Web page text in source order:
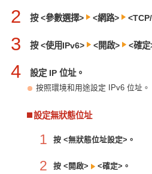
2 按 <參數選擇> <網路>
3 按 <使用IPv6> <開啟> <確定
4 設定 IP 位址。
按照環境和用途設定 IPv6 位址。
設定無狀態位址
1 按 <無狀態位址設定>。
2 按 <開啟> <確定>。